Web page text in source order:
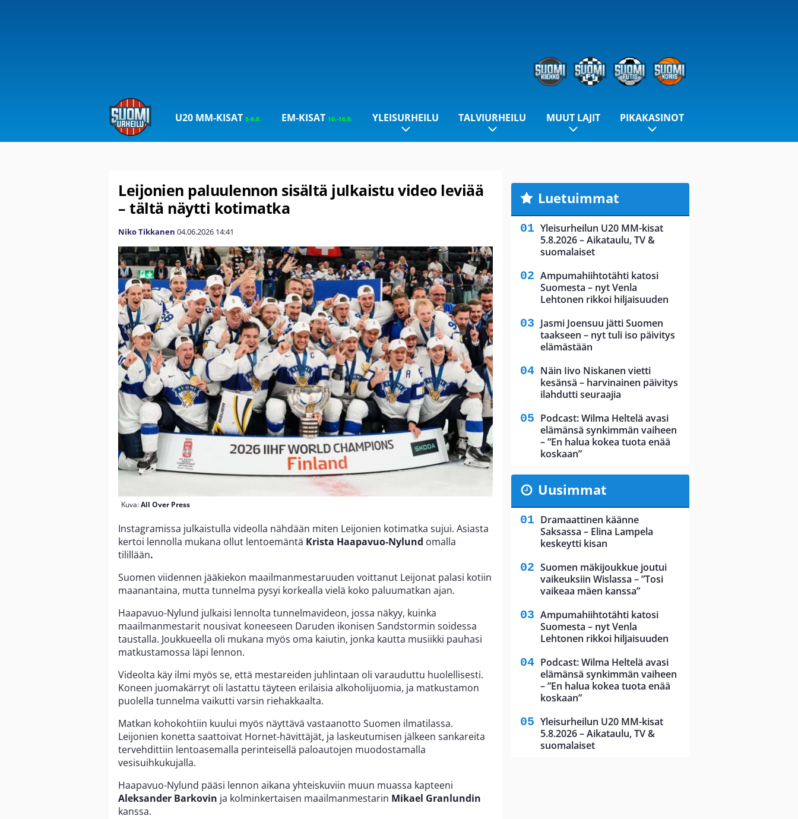
U20 MM-KISAT5-9.8. EM-KISAT 10.-16.8. YLEISURHEILU TALVIURHEILU MUUT LAJIT PIKAKASINOT
Leijonien paluulennon sisältä julkaistu video leviää
– tältä näytti kotimatka
Niko Tikkanen 04.06.2026 14:41
Kuva:All Over Press
Instagramissa julkaistulla videolla nähdään miten Leijonien kotimatka sujui. Asiasta
kertoi lennolla mukana ollut lentoemäntä Krista Haapavuo-Nylund omalla
tilillään.
Suomen viidennen jääkiekon maailmanmestaruuden voittanut Leijonat palasi kotiin
maanantaina, mutta tunnelma pysyi korkealla vielä koko paluumatkan ajan.
Haapavuo-Nylund julkaisi lennolta tunnelmavideon, jossa näkyy, kuinka
maailmanmestarit nousivat koneeseen Daruden ikonisen Sandstormin soidessa
taustalla. Joukkueella oli mukana myös oma kaiutin, jonka kautta musiikki pauhasi
matkustamossa läpi lennon.
Videolta käy ilmi myös se, että mestareiden juhlintaan oli varauduttu huolellisesti.
Koneen juomakärryt oli lastattu täyteen erilaisia alkoholijuomia, ja matkustamon
puolella tunnelma vaikutti varsin riehakkaalta.
Matkan kohokohtiin kuului myös näyttävä vastaanotto Suomen ilmatilassa.
Leijonien konetta saattoivat Hornet-hävittäjät, ja laskeutumisen jälkeen sankareita
tervehdittiin lentoasemalla perinteisellä paloautojen muodostamalla
vesisuihkukujalla.
Haapavuo-Nylund pääsi lennon aikana yhteiskuviin muun muassa kapteeni
Aleksander Barkovin ja kolminkertaisen maailmanmestarin Mikael Granlundin
kanssa.
Luetuimmat
Yleisurheilun U20 MM-kisat
5.8.2026 – Aikataulu, TV &
suomalaiset
Ampumahiihtotähti katosi
Suomesta – nyt Venla
Lehtonen rikkoi hiljaisuuden
Jasmi Joensuu jätti Suomen
taakseen – nyt tuli iso päivitys
elämästään
Näin Iivo Niskanen vietti
kesänsä – harvinainen päivitys
ilahdutti seuraajia
Podcast: Wilma Heltelä avasi
elämänsä synkimmän vaiheen
– ”En halua kokea tuota enää
koskaan”
Uusimmat
Dramaattinen käänne
Saksassa – Elina Lampela
keskeytti kisan
Suomen mäkijoukkue joutui
vaikeuksiin Wislassa – ”Tosi
vaikeaa mäen kanssa”
Ampumahiihtotähti katosi
Suomesta – nyt Venla
Lehtonen rikkoi hiljaisuuden
Podcast: Wilma Heltelä avasi
elämänsä synkimmän vaiheen
– ”En halua kokea tuota enää
koskaan”
Yleisurheilun U20 MM-kisat
5.8.2026 – Aikataulu, TV &
suomalaiset